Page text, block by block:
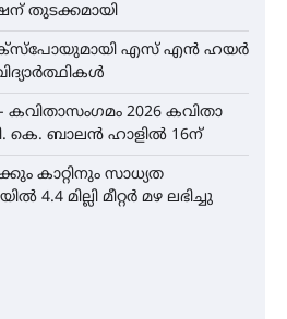
തുടക്കമായി
എസ് എൻ ഹയർ
കവിതാസംഗമം 2026 കവിതാ
കെ. ബാലൻ ഹാളിൽ 16ന്
കാറ്റിനും സാധ്യത
4.4 മില്ലി മീറ്റർ മഴ ലഭിച്ചു